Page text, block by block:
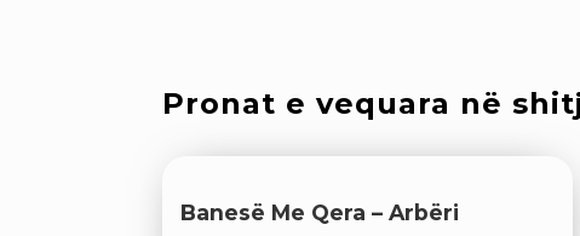
Pronat e vequara në
Banesë Me Qera – Arbëri